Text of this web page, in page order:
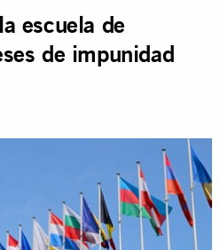
escuela de
de impunidad